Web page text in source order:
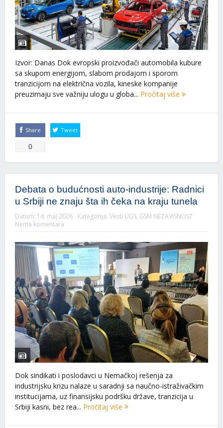
Izvor: Danas Dok evropski proizvođači automobila kubure
sa skupom energijom, slabom prodajom i sporom
tranzicijom na električna vozila, kineske kompanije
preuzimaju sve važniju ulogu u globa... Pročitaj više
Share
0
Tweet
Debata o budućnosti auto-industrije: Radnici
u Srbiji ne znaju šta ih čeka na kraju tunela
Datum: 14. maj 2026 Kategorija: Vesti UGS, GSM NEZAVISNOST
Nema komentara
Dok sindikati i poslodavci u Nemačkoj rešenja za
industrijsku krizu nalaze u saradnji sa naučno-istraživačkim
institucijama, uz finansijsku podršku države, tranzicija u
Srbiji kasni, bez rea... Pročitaj više